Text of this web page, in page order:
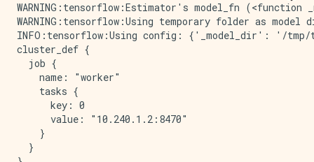
WARNING:tensorflow:Estimator's model_fn
WARNING:tensorflow:Using temporary folder as
INFO:tensorflow:Using config: {'_model_dir': '/tmp/
cluster_def {
  job {
    name: "worker"
    tasks {
      key: 0
      value: "10.240.1.2:8470"
    }
  }